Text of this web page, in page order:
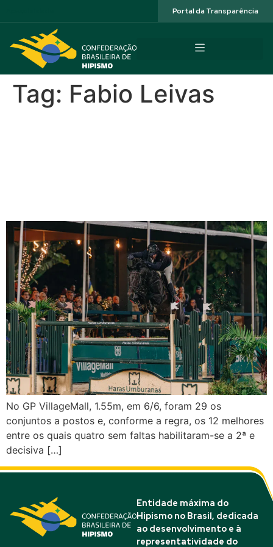
Portal da Transparência
Tag: Fabio Leivas
No GP VillageMall, 1.55m, em 6/6, foram 29 os
conjuntos a postos e, conforme a regra, os 12 melhores
entre os quais quatro sem faltas habilitaram-se a 2ª e
decisiva […]
Entidade máxima do
Hipismo no Brasil, dedicada
ao desenvolvimento e à
representatividade do